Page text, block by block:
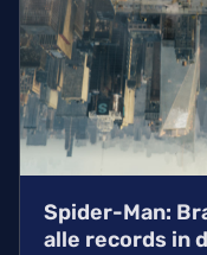
Spider-Man:
alle records in